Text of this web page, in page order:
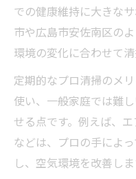
での健康維持に大きな
市や広島市安佐南区の
環境の変化に合わせて
定期的なプロ清掃のメ
使い、一般家庭では難
せる点です。例えば、
などは、プロの手によ
し、空気環境を改善しま